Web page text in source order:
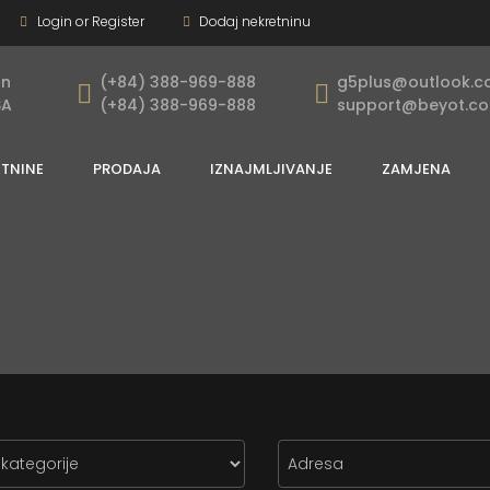
Login or Register Dodaj nekretninu
(+84) 388-969-888
(+84) 388-969-888
PRODAJA IZNAJMLJIVANJE ZAMJENA